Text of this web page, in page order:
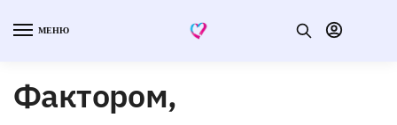
МЕНЮ
Фактором,